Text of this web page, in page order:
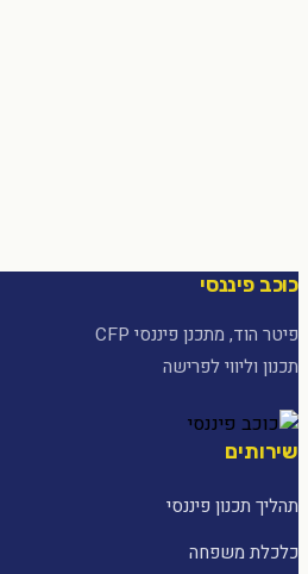
כוכב פיננסי
פיטר הוד, מתכנן פיננסי CFP
תכנון וליווי לפרישה
שירותים
תהליך תכנון פיננסי
כלכלת משפחה